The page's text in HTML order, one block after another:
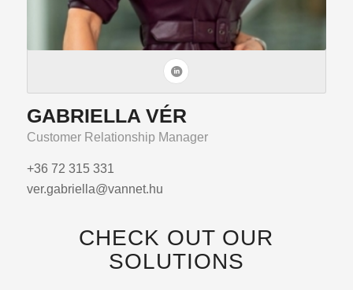
GABRIELLA VÉR
Customer Relationship Manager
+36 72 315 331
ver.gabriella@vannet.hu
CHECK OUT OUR
SOLUTIONS